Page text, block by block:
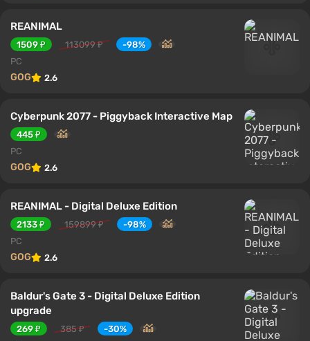
REANIMAL
1509 ₽ 113099 ₽
-98%
PC
GOG 2.6
Cyberpunk 2077 - Piggyback Interactive Map
445 ₽
PC
GOG 2.6
REANIMAL - Digital Deluxe Edition
2133 ₽ 159899 ₽
-98%
PC
GOG 2.6
Baldur's Gate 3 - Digital Deluxe Edition
upgrade
269 ₽ 385 ₽
-30%